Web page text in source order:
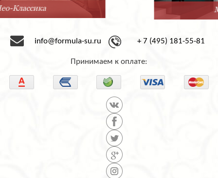
Минимализм
info@formula-su.ru + 7 (495) 181-55-81
Принимаем к оплате: